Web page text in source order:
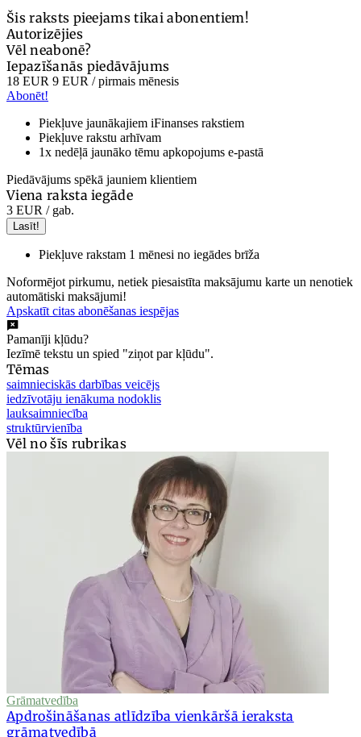
Šis raksts pieejams tikai abonentiem!
Autorizējies
Vēl neabonē?
Iepazīšanās piedāvājums
18 EUR 9 EUR / pirmais mēnesis
Abonēt!
Piekļuve jaunākajiem iFinanses rakstiem
Piekļuve rakstu arhīvam
1x nedēļā jaunāko tēmu apkopojums e-pastā
Piedāvājums spēkā jauniem klientiem
Viena raksta iegāde
3 EUR / gab.
Lasīt!
Piekļuve rakstam 1 mēnesi no iegādes brīža
Noformējot pirkumu, netiek piesaistīta maksājumu karte un nenotiek
automātiski maksājumi!
Apskatīt citas abonēšanas iespējas
Pamanīji kļūdu?
Iezīmē tekstu un spied "ziņot par kļūdu".
Tēmas
saimnieciskās darbības veicējs
iedzīvotāju ienākuma nodoklis
lauksaimniecība
struktūrvienība
Vēl no šīs rubrikas
Grāmatvedība
Apdrošināšanas atlīdzība vienkāršā ieraksta
grāmatvedībā